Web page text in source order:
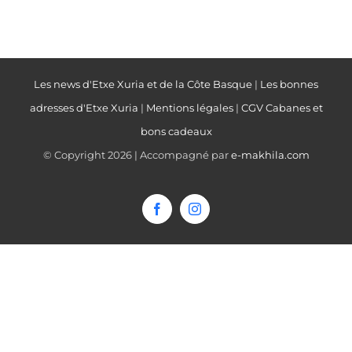
Les news d'Etxe Xuria et de la Côte Basque | Les bonnes
adresses d'Etxe Xuria | Mentions légales| CGV Cabanes et
bons cadeaux
© Copyright2026 | Accompagné pare-makhila.com
FacebookInstagram